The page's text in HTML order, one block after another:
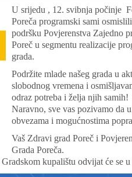
U srijedu , 12. svibnja počinje
Poreča programski sami
podršku Povjerenstva Zajedno
Poreč u segmentu realizacije
grada.
Podržite mlade našeg grada u
slobodnog vremena i
odraz potreba i želja njih samih!
Naravno, sve vas pozivamo da
obvezama i mogućnostima
Vaš Zdravi grad Poreč i
Grada Poreča.
kupalištu odvijat će se